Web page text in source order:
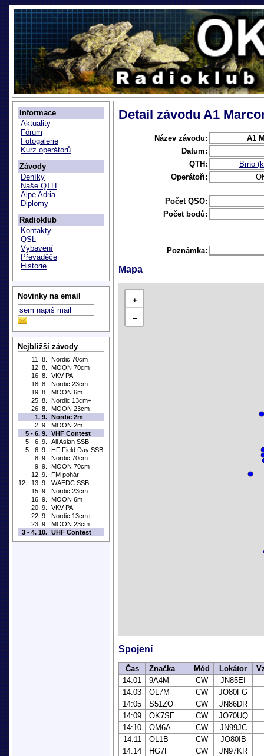
Informace
Aktuality
Fórum
Fotogalerie
Kurz operátorů
Závody
Deníky
Naše QTH
Alpe Adria
Diplomy
Radioklub
Kontakty
QSL
Vybavení
Převaděče
Historie
Novinky na email
Nejbližší závody
11. 8.
Nordic 70cm
12. 8.
MOON 70cm
16. 8.
VKV PA
18. 8.
Nordic 23cm
19. 8.
MOON 6m
25. 8.
Nordic 13cm+
26. 8.
MOON 23cm
1. 9. Nordic 2m
2. 9.
MOON 2m
5 - 6. 9. VHF Contest
5 - 6. 9.
All Asian SSB
5 - 6. 9.
HF Field Day SSB
8. 9.
Nordic 70cm
9. 9.
MOON 70cm
12. 9.
FM pohár
12 - 13. 9.
WAEDC SSB
15. 9.
Nordic 23cm
16. 9.
MOON 6m
20. 9.
VKV PA
22. 9.
Nordic 13cm+
23. 9.
MOON 23cm
3 - 4. 10. UHF Contest
Detail závodu A1
Název závodu:
A1
Datum:
QTH:
Brno
Operátoři:
Počet QSO:
Počet bodů:
Poznámka:
Mapa
+
−
Spojení
Čas Značka Mód Lokátor
14:01
9A4M CW
JN85EI
14:03
OL7M CW
JO80FG
14:05
S51ZO CW
JN86DR
14:09
OK7SE CW
JO70UQ
14:10
OM6A CW
JN99JC
14:11
OL1B CW
JO80IB
14:14
HG7F CW
JN97KR